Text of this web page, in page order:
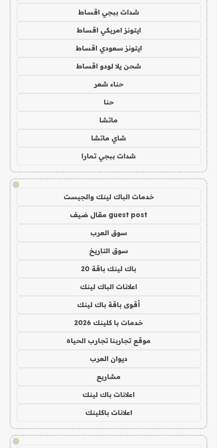
شدات ببجي اقساط
ايتونز امريكي اقساط
ايتونز سعودي اقساط
شحن يلا لودو اقساط
حناء شعر
حنا
ماتشا
شاي ماتشا
شدات ببجي تمارا
!
خدمات الباك لينك والجيست
guest post مقال ضيف
سوق العرب
سوق التاريخ
باك لينك باقة 20
اعلانات الباك لينك
أقوى باقة باك لينك
خدمات با كلينك 2026
موقع تجاربنا تجارب الحياه
ديوان العرب
مشاريع
اعلانات باك لينك
اعلانات باكلينك
!